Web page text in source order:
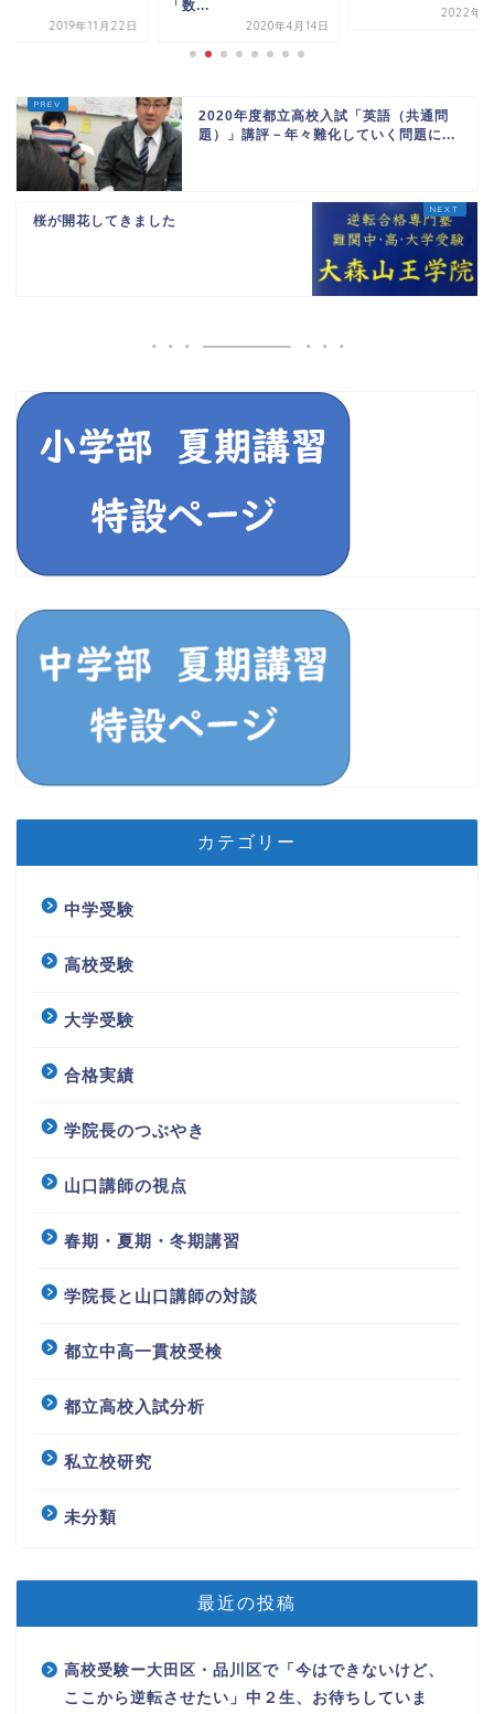
2019年11月22日
「数...
2020年4月14日
2022年7
2020年度都立高校入試「英語（共通問
題）」講評－年々難化していく問題に...
桜が開花してきました
カテゴリー
中学受験
高校受験
大学受験
合格実績
学院長のつぶやき
山口講師の視点
春期・夏期・冬期講習
学院長と山口講師の対談
都立中高一貫校受検
都立高校入試分析
私立校研究
未分類
最近の投稿
高校受験ー大田区・品川区で「今はできないけど、
ここから逆転させたい」中２生、お待ちしていま